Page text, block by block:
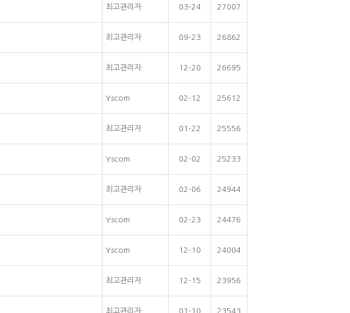
최고관리자 03-24 27007
최고관리자 09-23 26862
최고관리자 12-20 26695
Yscom 02-12 25612
최고관리자 01-22 25556
Yscom 02-02 25233
최고관리자 02-06 24944
Yscom 02-23 24476
Yscom 12-10 24004
최고관리자 12-15 23956
최고관리자 01-10 23543